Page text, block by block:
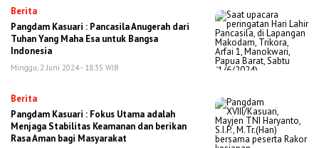
Berita
Pangdam Kasuari : Pancasila Anugerah dari
Tuhan Yang Maha Esa untuk Bangsa
Indonesia
Minggu, 2 Juni 2024 - 18:35 WIB
Berita
Pangdam Kasuari : Fokus Utama adalah
Menjaga Stabilitas Keamanan dan berikan
Rasa Aman bagi Masyarakat